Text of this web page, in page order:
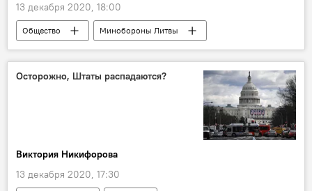
13 декабря 2020, 18:00
Общество
Минобороны Литвы
СССР
аэродром нефтепродукты
Осторожно, Штаты распадаются?
Виктория Никифорова
13 декабря 2020, 17:30